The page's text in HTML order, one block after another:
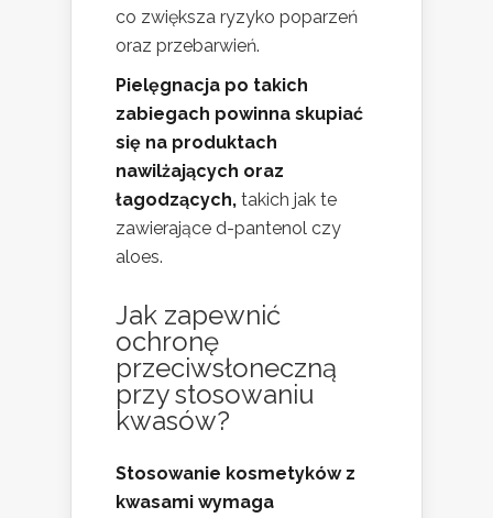
co zwiększa ryzyko poparzeń
oraz przebarwień.
Pielęgnacja po takich
zabiegach powinna skupiać
się na produktach
nawilżających oraz
łagodzących, takich jak te
zawierające d-pantenol czy
aloes.
Jak zapewnić
ochronę
przeciwsłoneczną
przy stosowaniu
kwasów?
Stosowanie kosmetyków z
kwasami wymaga